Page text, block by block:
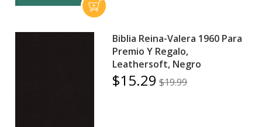
Biblia Reina-Valera 1960 Para
Premio Y Regalo,
Leathersoft, Negro
$15.29 $19.99